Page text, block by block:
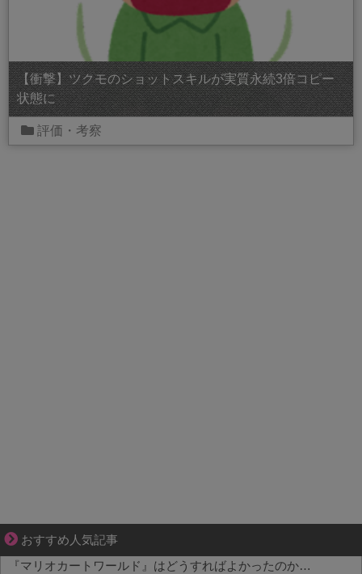
【衝撃】ツクモのショットスキルが実質永続3倍コピー
状態に
評価・考察
おすすめ人気記事
1420gの娘がくれた“生きる力”。
『マリオカートワールド』はどうすればよかったのか…